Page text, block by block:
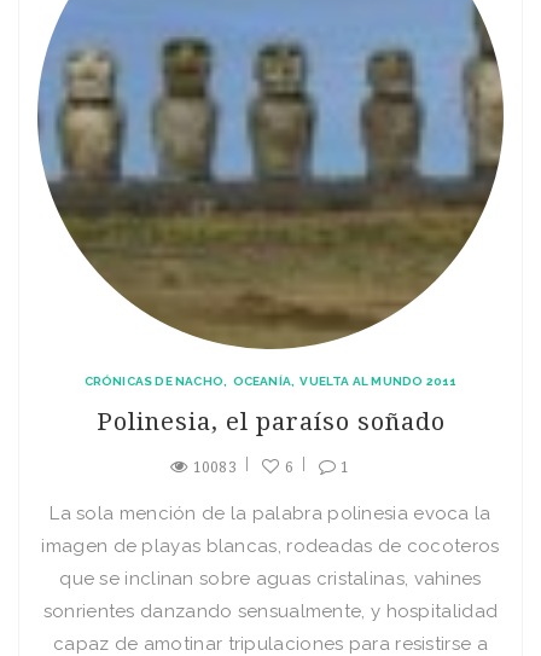
CRÓNICAS DE NACHO OCEANÍA VUELTA AL MUNDO 2011
Polinesia, el paraíso soñado
10083 6 1
La sola mención de la palabra polinesia evoca la
imagen de playas blancas, rodeadas de cocoteros
que se inclinan sobre aguas cristalinas, vahines
sonrientes danzando sensualmente, y hospitalidad
capaz de amotinar tripulaciones para resistirse a